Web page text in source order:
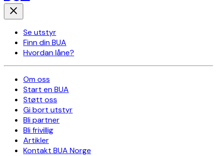
Se utstyr
Finn din BUA
Hvordan låne?
Om oss
Start en BUA
Støtt oss
Gi bort utstyr
Bli partner
Bli frivillig
Artikler
Kontakt BUA Norge